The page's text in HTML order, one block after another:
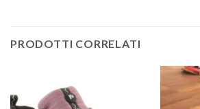
PRODOTTI CORRELATI